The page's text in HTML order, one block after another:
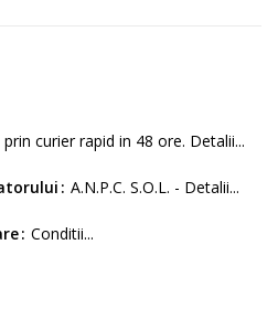
prin curier rapid in 48 ore. Detalii...
A.N.P.C. S.O.L. - Detalii...
Conditii...